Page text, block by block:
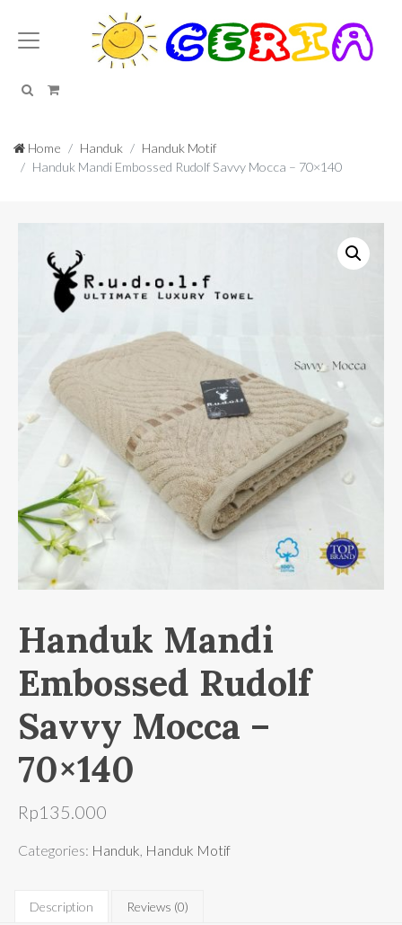
SearchCart
Home Handuk
Handuk Motif
Handuk Mandi Embossed Rudolf Savvy Mocca – 70×140
Handuk Mandi
Embossed Rudolf
Savvy Mocca –
70×140
Rp135.000
Categories: Handuk, Handuk Motif
Description Reviews (0)